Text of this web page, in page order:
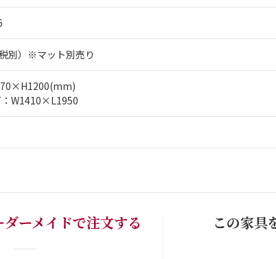
別）※マット別売り
：W1410×L1950
ダーメイドで注文する この家具